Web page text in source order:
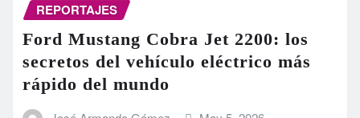
REPORTAJES
Ford Mustang Cobra Jet 2200: los
secretos del vehículo eléctrico más
rápido del mundo